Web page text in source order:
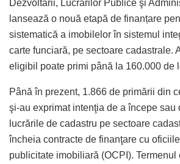
Dezvoltării, Lucrărilor Publice şi
lansează o nouă etapă de finanțare
sistematică a imobilelor în sistemul
carte funciară, pe sectoare cadastrale.
eligibil poate primi până la 160.000 de
Până în prezent, 1.866 de primării din
şi-au exprimat intenţia de a începe sau
lucrările de cadastru pe sectoare
încheia contracte de finanţare cu
publicitate imobiliară (OCPI). Termenul